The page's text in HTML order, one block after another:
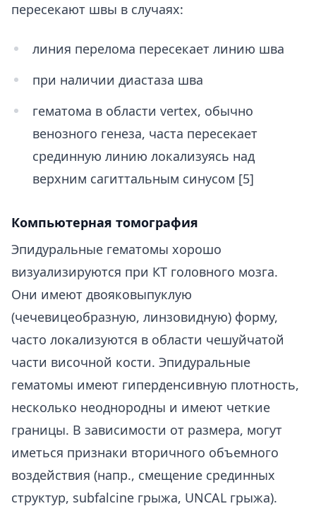
пересекают швы в случаях:
линия перелома пересекает линию шва
при наличии диастаза шва
гематома в области vertex, обычно
венозного генеза, часта пересекает
срединную линию локализуясь над
верхним сагиттальным синусом [5]
Компьютерная томография
Эпидуральные гематомы хорошо
визуализируются при КТ головного мозга.
Они имеют двояковыпуклую
(чечевицеобразную, линзовидную) форму,
часто локализуются в области чешуйчатой
части височной кости. Эпидуральные
гематомы имеют гиперденсивную плотность,
несколько неоднородны и имеют четкие
границы. В зависимости от размера, могут
иметься признаки вторичного объемного
воздействия (напр., смещение срединных
структур, subfalcine грыжа, UNCAL грыжа).